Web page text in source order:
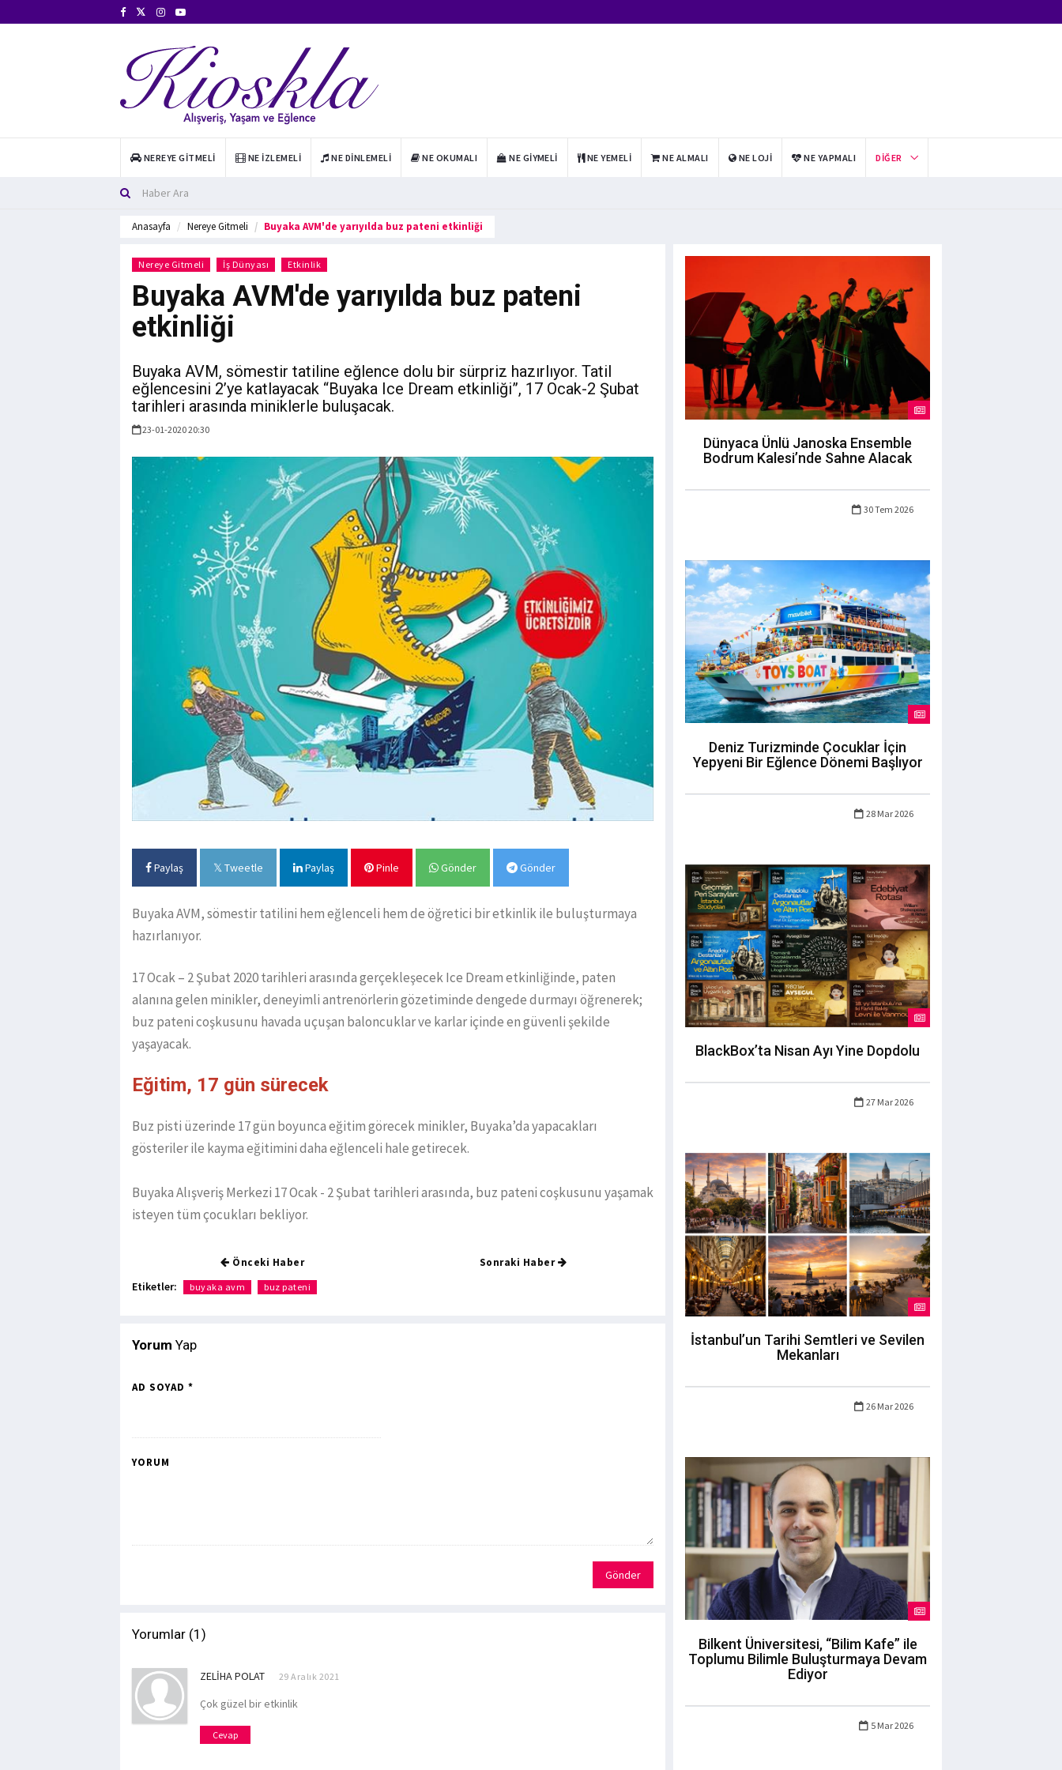
NEREYE GITMELI NE İZLEMELI NE DINLEMELI NE OKUMALI NE GIYMELI NE YEMELI NE ALMALI NE LOJI NE YAPMALI DIĞER
Anasayfa Nereye Gitmeli Buyaka AVM'de yarıyılda buz pateni etkinliği
Nereye Gitmeli İş Dünyası Etkinlik
Buyaka AVM'de yarıyılda buz pateni
etkinliği
Buyaka AVM, sömestir tatiline eğlence dolu bir sürpriz hazırlıyor. Tatil
eğlencesini 2’ye katlayacak “Buyaka Ice Dream etkinliği”, 17 Ocak-2 Şubat
tarihleri arasında miniklerle buluşacak.
23-01-2020 20:30
Paylaş Tweetle Paylaş Pinle Gönder Gönder
Buyaka AVM, sömestir tatilini hem eğlenceli hem de öğretici bir etkinlik ile buluşturmaya
hazırlanıyor.
17 Ocak – 2 Şubat 2020 tarihleri arasında gerçekleşecek Ice Dream etkinliğinde, paten
alanına gelen minikler, deneyimli antrenörlerin gözetiminde dengede durmayı öğrenerek;
buz pateni coşkusunu havada uçuşan baloncuklar ve karlar içinde en güvenli şekilde
yaşayacak.
Eğitim, 17 gün sürecek
Buz pisti üzerinde 17 gün boyunca eğitim görecek minikler, Buyaka’da yapacakları
gösteriler ile kayma eğitimini daha eğlenceli hale getirecek.
Buyaka Alışveriş Merkezi 17 Ocak - 2 Şubat tarihleri arasında, buz pateni coşkusunu yaşamak
isteyen tüm çocukları bekliyor.
Önceki Haber Sonraki Haber
Etiketler: buyaka avm buz pateni
Yorum Yap
AD SOYAD *
YORUM
Gönder
Yorumlar (1)
ZELIHA POLAT 29 Aralık 2021
Çok güzel bir etkinlik
Cevap
Dünyaca Ünlü Janoska Ensemble
Bodrum Kalesi’nde Sahne Alacak
30 Tem 2026
Deniz Turizminde Çocuklar İçin
Yepyeni Bir Eğlence Dönemi Başlıyor
28 Mar 2026
BlackBox’ta Nisan Ayı Yine Dopdolu
27 Mar 2026
İstanbul’un Tarihi Semtleri ve Sevilen
Mekanları
26 Mar 2026
Bilkent Üniversitesi, “Bilim Kafe” ile
Toplumu Bilimle Buluşturmaya Devam
Ediyor
5 Mar 2026